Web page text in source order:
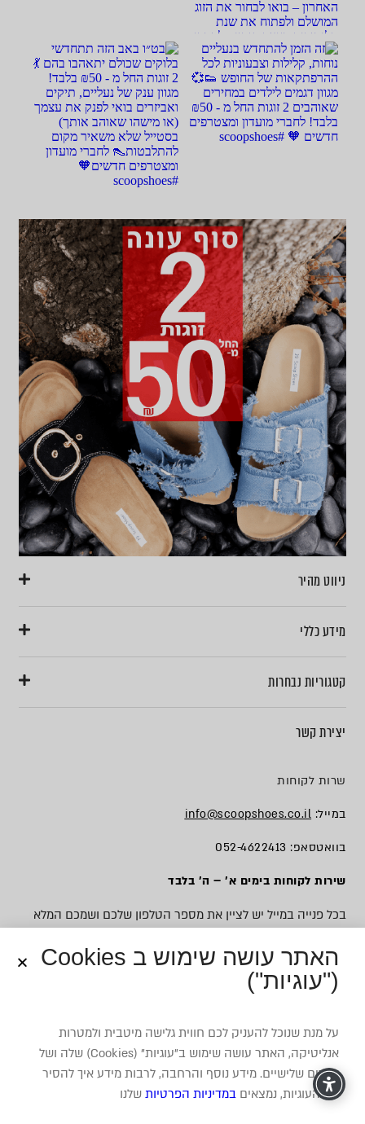
ניווט מהיר
מידע כללי
קטגוריות נבחרות
יצירת קשר
שרות לקוחות
במייל: info@scoopshoes.co.il
בוואטסאפ: 052-4622413
שירות לקוחות בימים א׳ – ה׳ בלבד
בכל פנייה במייל יש לציין את מספר הטלפון שלכם ושמכם המלא
משרד פרסום
האתר עושה שימוש ב Cookies
("עוגיות")
על מנת שנוכל להעניק לכם חווית גלישה מיטבית ולמטרות
אנליטיקה, האתר עושה שימוש ב”עוגיות” (Cookies) שלה ושל
צדדים שלישיים. מידע נוסף והרחבה, לרבות מידע איך להסיר
את העוגיות, נמצאיםבמדיניות הפרטיות שלנו